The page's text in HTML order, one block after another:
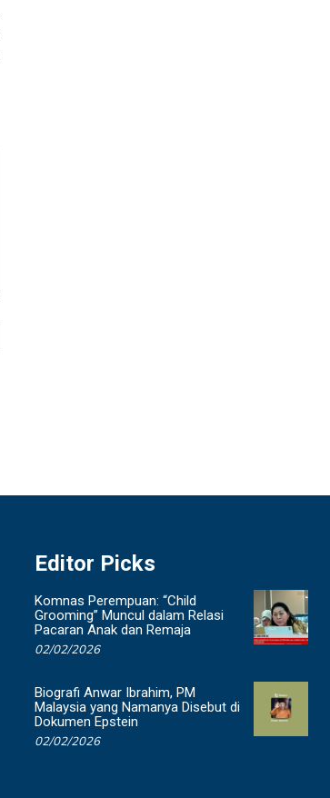
Editor Picks
Komnas Perempuan: “Child
Grooming” Muncul dalam Relasi
Pacaran Anak dan Remaja
02/02/2026
Biografi Anwar Ibrahim, PM
Malaysia yang Namanya Disebut di
Dokumen Epstein
02/02/2026